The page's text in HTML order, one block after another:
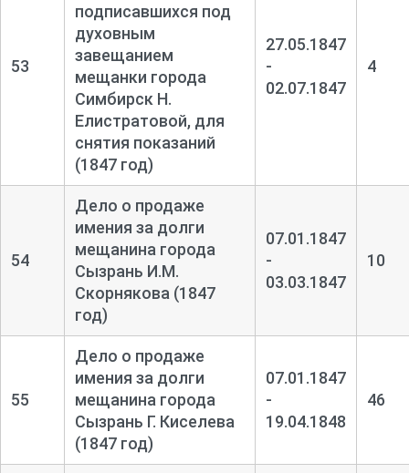
53
подписавшихся под
духовным
завещанием
мещанки города
Симбирск Н.
Елистратовой, для
снятия показаний
(1847 год)
27.05.1847
-
02.07.1847
4
54
Дело о продаже
имения за долги
мещанина города
Сызрань И.М.
Скорнякова (1847
год)
07.01.1847
-
03.03.1847
10
55
Дело о продаже
имения за долги
мещанина города
Сызрань Г. Киселева
(1847 год)
07.01.1847
-
19.04.1848
46